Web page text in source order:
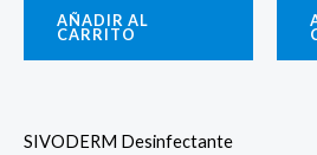
AÑADIR AL
CARRITO
SIVODERM Desinfectante